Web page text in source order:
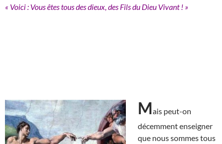
« Voici : Vous êtes tous des dieux, des Fils du Dieu Vivant ! »
Mais peut-on
décemment enseigner
que nous sommes tous